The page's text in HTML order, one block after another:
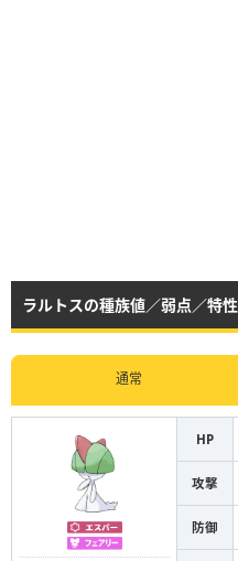
ラルトスの種族値／弱点／特性
通常
HP
攻撃
防御